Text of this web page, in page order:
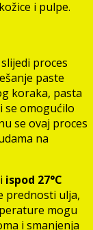
i pulpe.
proces
paste
koraka, pasta
se omogućilo
se ovaj proces
na
ispod 27°C
prednosti ulja,
mogu
i smanjenja